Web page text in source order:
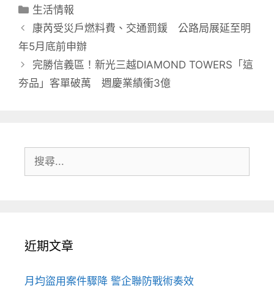
分
類
生活情報
康芮受災戶燃料費、交通罰鍰 公路局展延至明
年5月底前申辦
完勝信義區！新光三越DIAMOND TOWERS「這
夯品」客單破萬 週慶業績衝3億
尋:
近期文章
月均盜用案件驟降 警企聯防戰術奏效